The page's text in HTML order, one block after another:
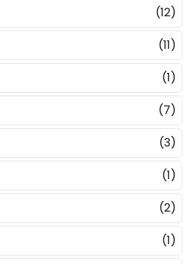
(12)
(11)
(1)
(7)
(3)
(1)
(2)
(1)